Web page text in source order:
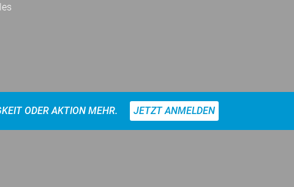
ODER AKTION MEHR. JETZT ANMELDEN